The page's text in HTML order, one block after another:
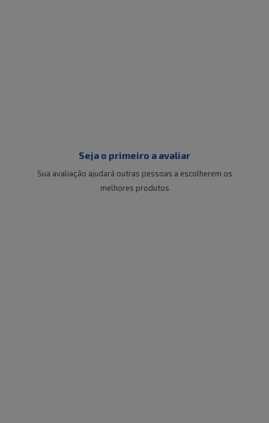
Seja o primeiro a avaliar
Sua avaliação ajudará outras pessoas a escolherem os
melhores produtos